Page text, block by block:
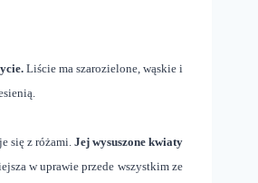
Liście ma szarozielone, wąskie i
się z różami.Jej wysuszone kwiaty
w uprawie przede wszystkim ze